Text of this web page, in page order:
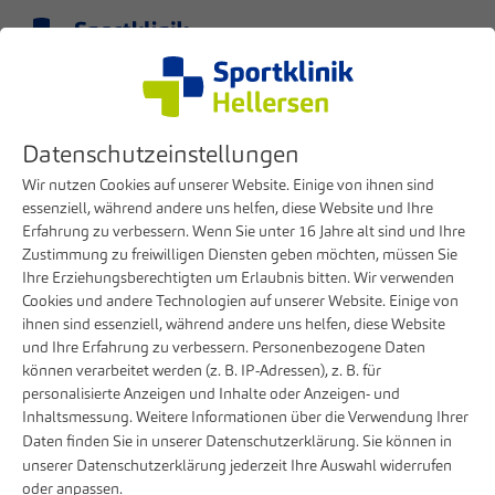
Physiotherapie
Stationäre Physiotherapie
Wir bringen Sie direkt nach der Operation
wieder in Bewegung
Für einen schnellen und nachhaltigen Behandlungserfolg ist
eine qualitativ hochwertige physiotherapeutische Betreuung
nach der Operation entscheidend. In der Sportklinik
Hellersen in Lüdenscheid beginnt die physiotherapeutische
Behandlung der Patientinnen und Patienten direkt nach der
Datenschutzeinstellungen
Wir nutzen Cookies auf unserer Website. Einige von ihnen sind
essenziell, während andere uns helfen, diese Website und Ihre
Erfahrung zu verbessern. Wenn Sie unter 16 Jahre alt sind und Ihre
Zustimmung zu freiwilligen Diensten geben möchten, müssen Sie
Ihre Erziehungsberechtigten um Erlaubnis bitten. Wir verwenden
Cookies und andere Technologien auf unserer Website. Einige von
ihnen sind essenziell, während andere uns helfen, diese Website
und Ihre Erfahrung zu verbessern. Personenbezogene Daten
können verarbeitet werden (z. B. IP-Adressen), z. B. für
personalisierte Anzeigen und Inhalte oder Anzeigen- und
Inhaltsmessung. Weitere Informationen über die Verwendung Ihrer
Daten finden Sie in unserer Datenschutzerklärung. Sie können in
unserer Datenschutzerklärung jederzeit Ihre Auswahl widerrufen
oder anpassen.